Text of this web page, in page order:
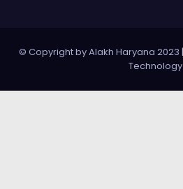
© Copyright by Alakh Haryana 2023 |
Technology